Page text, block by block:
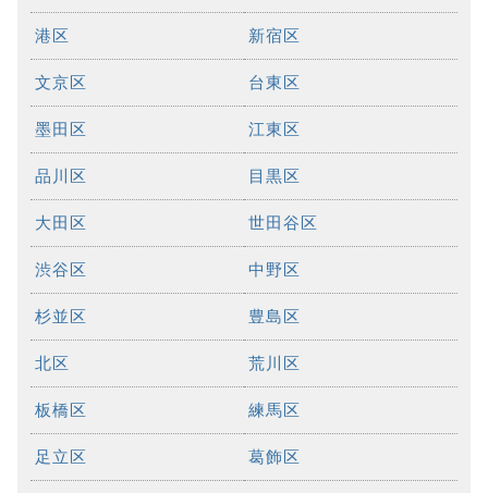
港区 新宿区
文京区 台東区
墨田区 江東区
品川区 目黒区
大田区 世田谷区
渋谷区 中野区
杉並区 豊島区
北区 荒川区
板橋区 練馬区
足立区 葛飾区